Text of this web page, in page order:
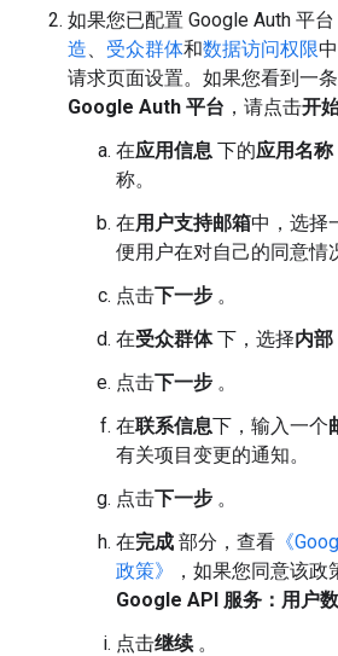
如果您已配置 Google Auth 平
造、 受众群体和数据访问权限
请求页面设置。如果您看到一
Google Auth 平台 ，请点击开
在应用信息 下的应用名称
称。
在用户支持邮箱中，选择
便用户在对自己的同意情
点击下一步 。
在受众群体下，选择内部
点击下一步 。
在联系信息下，输入一个
有关项目变更的通知。
点击下一步 。
在完成 部分，查看 《
政策》
，如果您同意该政
Google API 服务：用户
点击继续。